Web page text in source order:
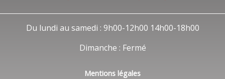
o r
m
Du lundi au samedi : 9h00-12h00 14h00-18h00
Dimanche : Fermé
Mentions légales